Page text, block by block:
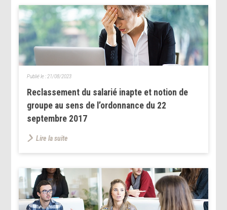
Reclassement du salarié inapte et notion de
groupe au sens de l’ordonnance du 22
septembre 2017
Publié le : 21/08/2023
Lire la suite